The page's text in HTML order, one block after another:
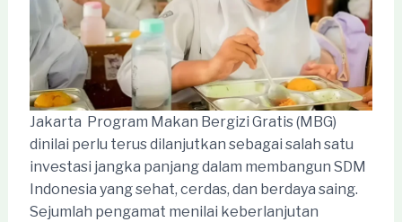
Jakarta  Program Makan Bergizi Gratis (MBG)
dinilai perlu terus dilanjutkan sebagai salah satu
investasi jangka panjang dalam membangun SDM
Indonesia yang sehat, cerdas, dan berdaya saing.
Sejumlah pengamat menilai keberlanjutan